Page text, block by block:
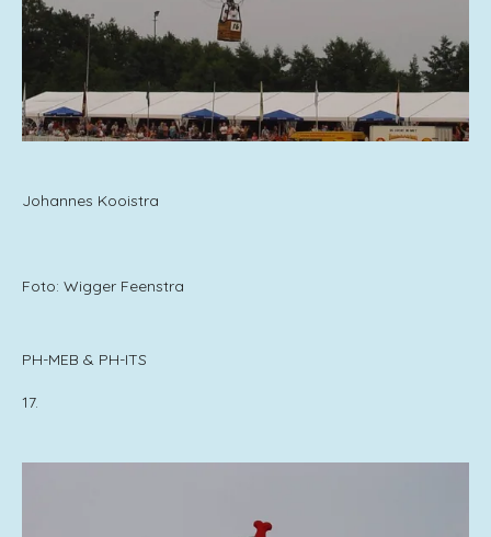
Johannes Kooistra
Foto: Wigger Feenstra
PH-MEB & PH-ITS
17.